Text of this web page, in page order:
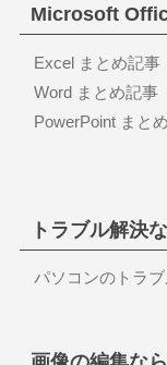
Microsoft
Excel まとめ記事
Word まとめ記事
PowerPoint まと
トラブル解決
パソコンのトラ